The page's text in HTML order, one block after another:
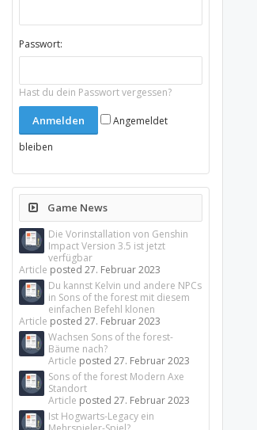
Passwort:
Hast du dein Passwort vergessen?
Angemeldet
bleiben
Game News
Die Vorinstallation von Genshin
Impact Version 3.5 ist jetzt
verfügbar
Article posted27. Februar 2023
Du kannst Kelvin und andere NPCs
in Sons of the forest mit diesem
einfachen Befehl klonen
Article posted27. Februar 2023
Wachsen Sons of the forest-
Bäume nach?
Article posted27. Februar 2023
Sons of the forest Modern Axe
Standort
Article posted27. Februar 2023
Ist Hogwarts-Legacy ein